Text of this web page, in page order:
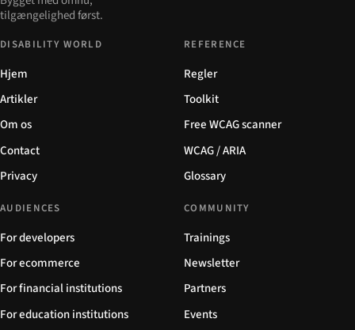
tilgængelighed først.
DISABILITY WORLD
Hjem
Artikler
Om os
Contact
Privacy
REFERENCE
Regler
Toolkit
Free WCAG scanner
WCAG / ARIA
Glossary
AUDIENCES
For developers
For ecommerce
For financial institutions
For education institutions
COMMUNITY
Trainings
Newsletter
Partners
Events